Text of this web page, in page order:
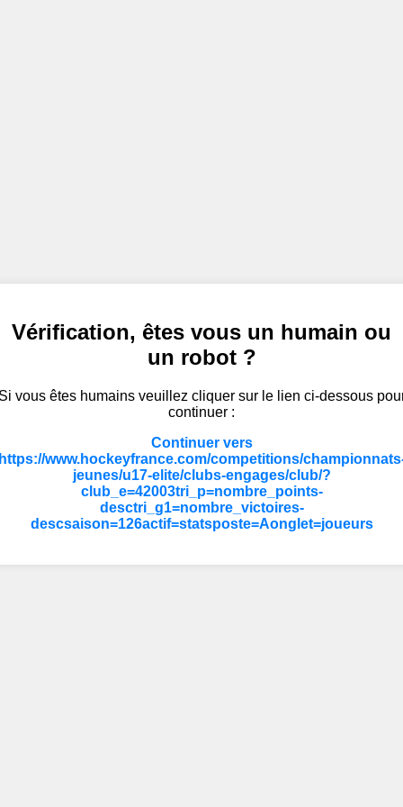
Vérification, êtes vous un humain ou
un robot ?
vous êtes humains veuillez cliquer sur le lien ci-dessous
continuer :
Continuer vers
www.hockeyfrance.com/competitions/
jeunes/u17-elite/clubs-engages/club/?
club_e=42003tri_p=nombre_points-
desctri_g1=nombre_victoires-
descsaison=126actif=statsposte=Aonglet=joueurs